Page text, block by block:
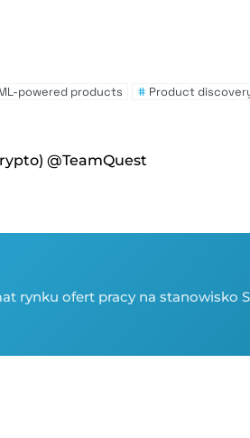
powered products # Product
@TeamQuest
rynku ofert pracy na stanowisko